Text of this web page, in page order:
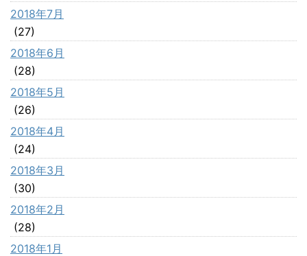
2018年7月
(27)
2018年6月
(28)
2018年5月
(26)
2018年4月
(24)
2018年3月
(30)
2018年2月
(28)
2018年1月